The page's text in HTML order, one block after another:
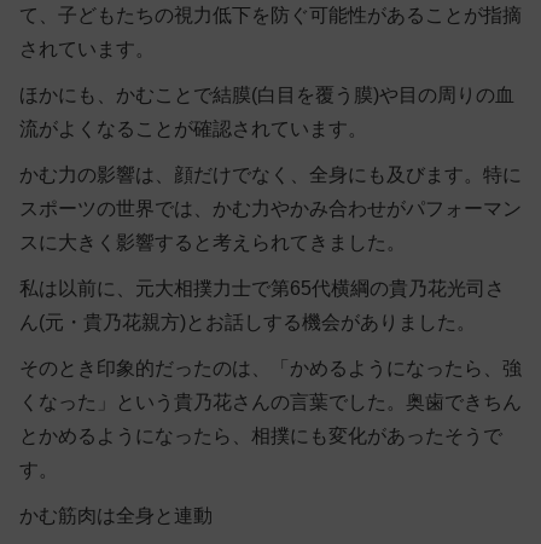
て、子どもたちの視力低下を防ぐ可能性があることが指摘
されています。
ほかにも、かむことで結膜(白目を覆う膜)や目の周りの血
流がよくなることが確認されています。
かむ力の影響は、顔だけでなく、全身にも及びます。特に
スポーツの世界では、かむ力やかみ合わせがパフォーマン
スに大きく影響すると考えられてきました。
私は以前に、元大相撲力士で第65代横綱の貴乃花光司さ
ん(元・貴乃花親方)とお話しする機会がありました。
そのとき印象的だったのは、「かめるようになったら、強
くなった」という貴乃花さんの言葉でした。奥歯できちん
とかめるようになったら、相撲にも変化があったそうで
す。
かむ筋肉は全身と連動